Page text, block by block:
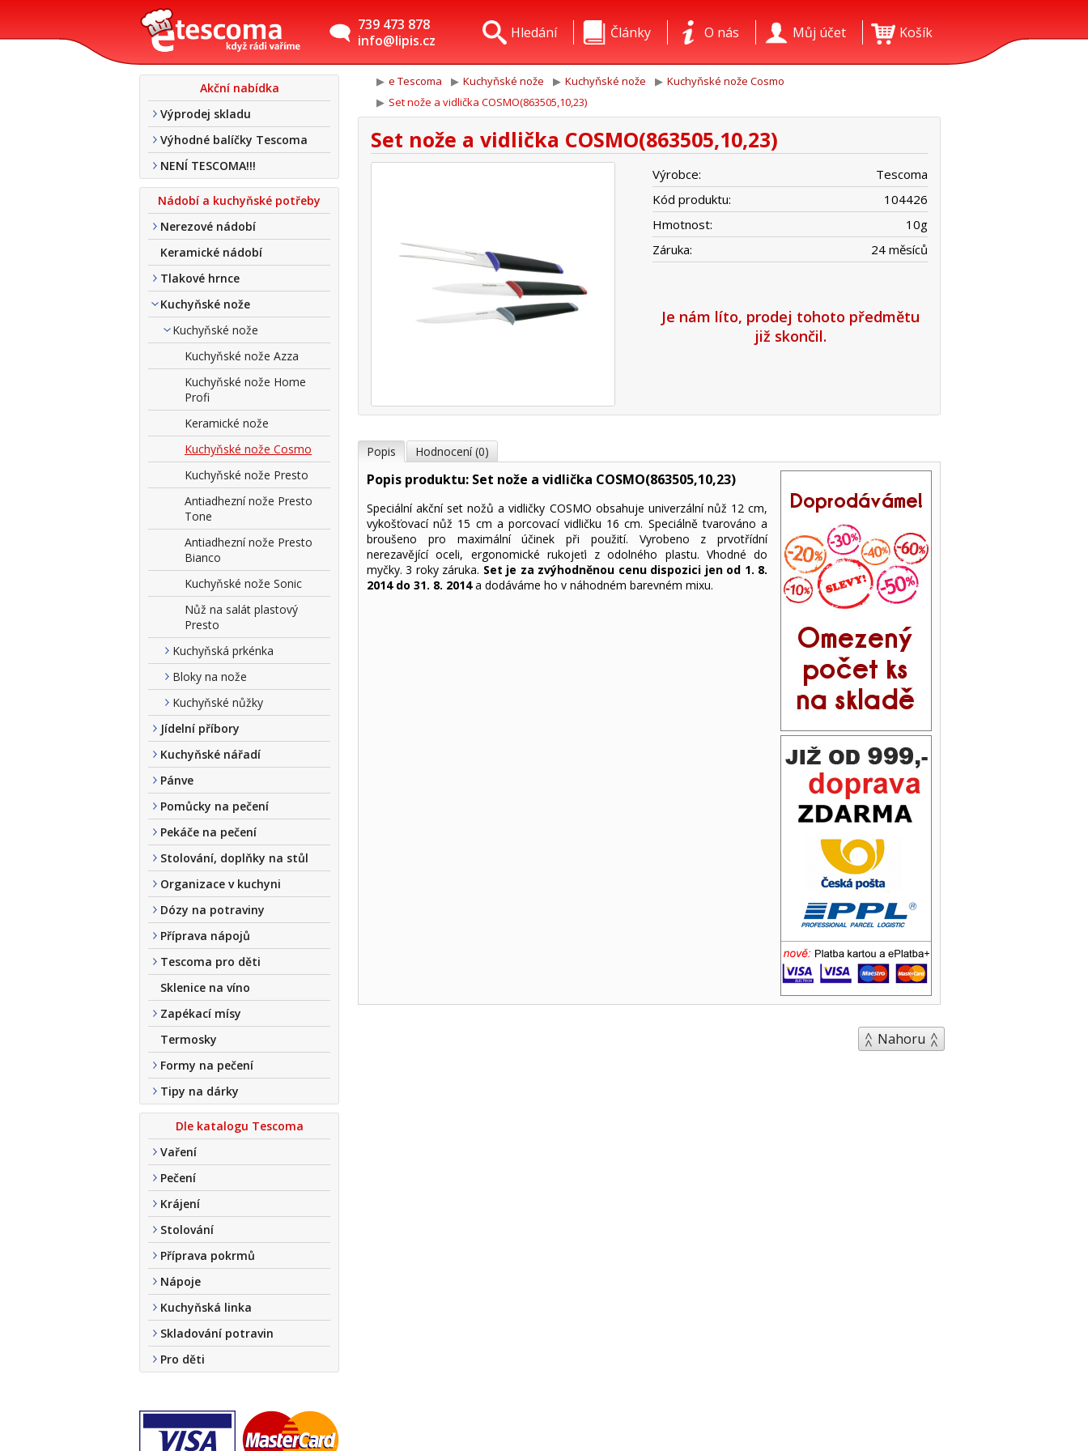
739 473 878
info@lipis.cz
Košík
Můj účet
O nás
Články
Hledání
Akční nabídka
Výprodej skladu
Výhodné balíčky Tescoma
NENÍ TESCOMA!!!
Nádobí a kuchyňské potřeby
Nerezové nádobí
Keramické nádobí
Tlakové hrnce
Kuchyňské nože
Kuchyňské nože
Kuchyňské nože Azza
Kuchyňské nože Home
Profi
Keramické nože
Kuchyňské nože Cosmo
Kuchyňské nože Presto
Antiadhezní nože Presto
Tone
Antiadhezní nože Presto
Bianco
Kuchyňské nože Sonic
Nůž na salát plastový
Presto
Kuchyňská prkénka
Bloky na nože
Kuchyňské nůžky
Jídelní příbory
Kuchyňské nářadí
Pánve
Pomůcky na pečení
Pekáče na pečení
Stolování, doplňky na stůl
Organizace v kuchyni
Dózy na potraviny
Příprava nápojů
Tescoma pro děti
Sklenice na víno
Zapékací mísy
Termosky
Formy na pečení
Tipy na dárky
Dle katalogu Tescoma
Vaření
Pečení
Krájení
Stolování
Příprava pokrmů
Nápoje
Kuchyňská linka
Skladování potravin
Pro děti
e Tescoma Kuchyňské nože Kuchyňské nože
Kuchyňské nože Cosmo
Set nože a vidlička COSMO(863505,10,23)
Set nože a vidlička COSMO(863505,10,23)
Výrobce:
Tescoma
Kód produktu:
104426
Hmotnost:
10g
Záruka:
24 měsíců
Je nám líto, prodej tohoto předmětu
již skončil.
Popis Hodnocení (0)
Popis produktu: Set nože a vidlička COSMO(863505,10,23)
Speciální akční set nožů a vidličky COSMO obsahuje univerzální nůž 12 cm,
vykošťovací nůž 15 cm a porcovací vidličku 16 cm. Speciálně tvarováno a
broušeno pro maximální účinek při použití. Vyrobeno z prvotřídní
nerezavějící oceli, ergonomické rukojeťi z odolného plastu. Vhodné do
myčky. 3 roky záruka. Set je za zvýhodněnou cenu dispozici jen od 1. 8.
2014 do 31. 8. 2014a dodáváme ho v náhodném barevném mixu.
Nahoru